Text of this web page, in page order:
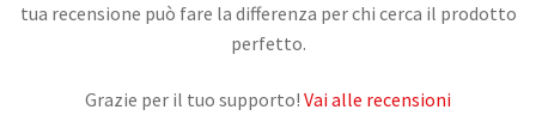
CONTATTI
tua recensione può fare la differenza per chi cerca il prodotto
perfetto.
Grazie per il tuo supporto! Vai alle recensioni